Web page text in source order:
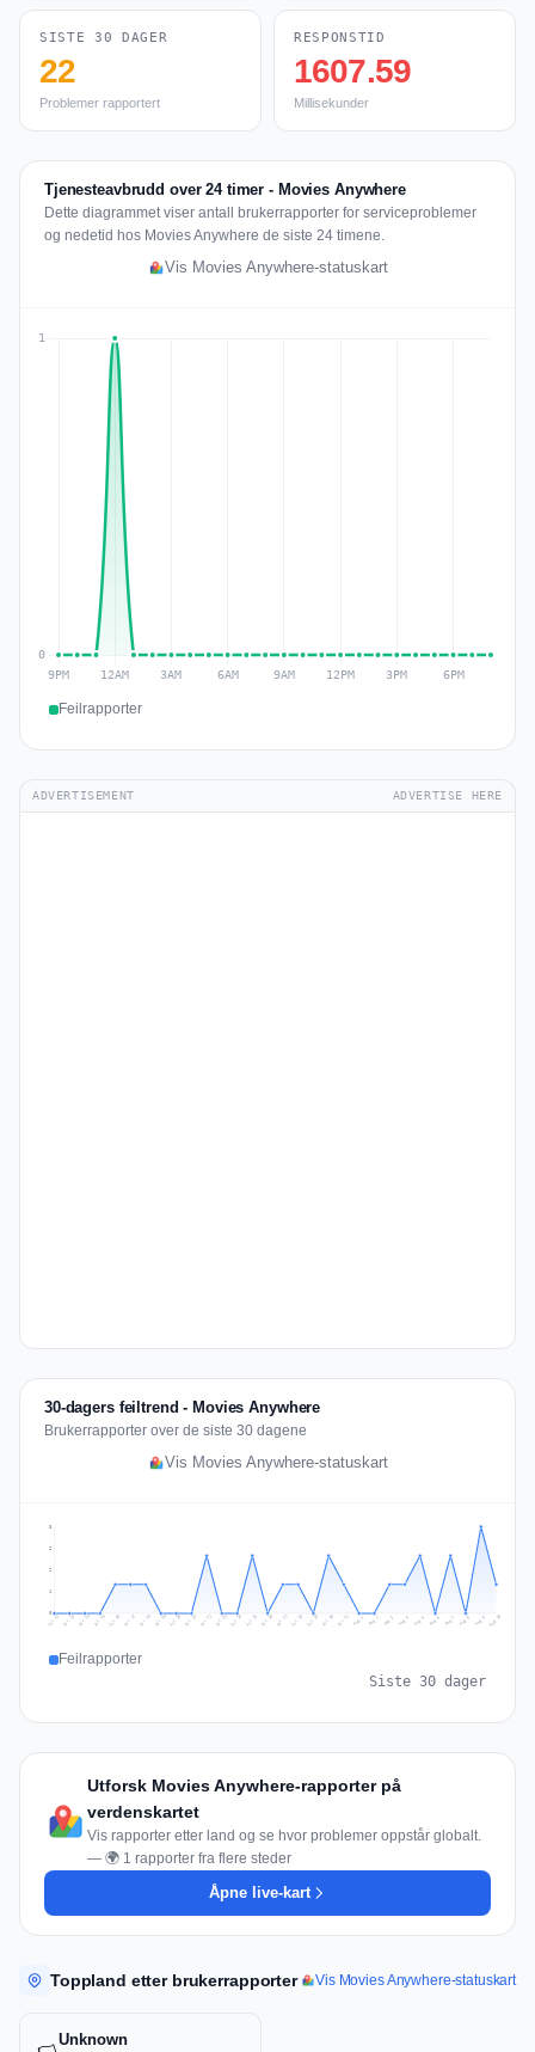
SISTE 30 DAGER
22
Problemer rapportert
RESPONSTID
1607.59
Millisekunder
Tjenesteavbrudd over 24 timer - Movies Anywhere
Dette diagrammet viser antall brukerrapporter for serviceproblemer
og nedetid hos Movies Anywhere de siste 24 timene.
Vis Movies Anywhere-statuskart
Feilrapporter
ADVERTISEMENT ADVERTISE HERE
30-dagers feiltrend - Movies Anywhere
Brukerrapporter over de siste 30 dagene
Vis Movies Anywhere-statuskart
1
2
2
3
Jul 12 Jul 13 Jul 14 Jul 15 Jul 16 Jul 17 Jul 18 Jul 19 Jul 20 Jul 21 Jul 22 Jul 23 Jul 24 Jul 25 Jul 26 Jul 27 Jul 28 Jul 29 Jul 30 Jul 31 Aug 1 Aug 2 Aug 3 Aug 4 Aug 5 Aug 6 Aug 7 Aug 8 Aug 9 Aug 10
Feilrapporter
Siste 30 dager
Utforsk Movies Anywhere-rapporter på
verdenskartet
Vis rapporter etter land og se hvor problemer oppstår globalt.
— 🌍 1 rapporter fra flere steder
Åpne live-kart
Toppland etter brukerrapporter Vis Movies Anywhere-statuskart
Unknown